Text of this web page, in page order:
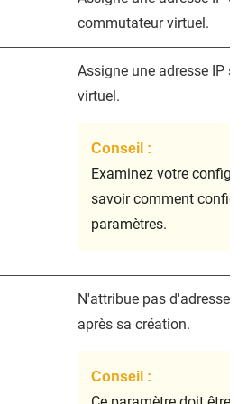
commutateur virtuel.
Assigne une adresse IP
virtuel.
Conseil :
Examinez votre
savoir comment
paramètres.
N'attribue pas d'adresse
après sa création.
Conseil :